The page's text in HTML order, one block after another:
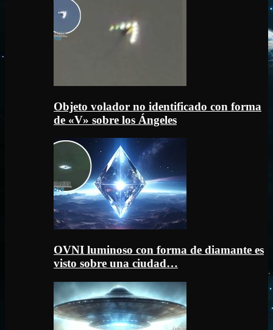
Objeto volador no identificado con forma
de «V» sobre los Ángeles
OVNI luminoso con forma de diamante es
visto sobre una ciudad…